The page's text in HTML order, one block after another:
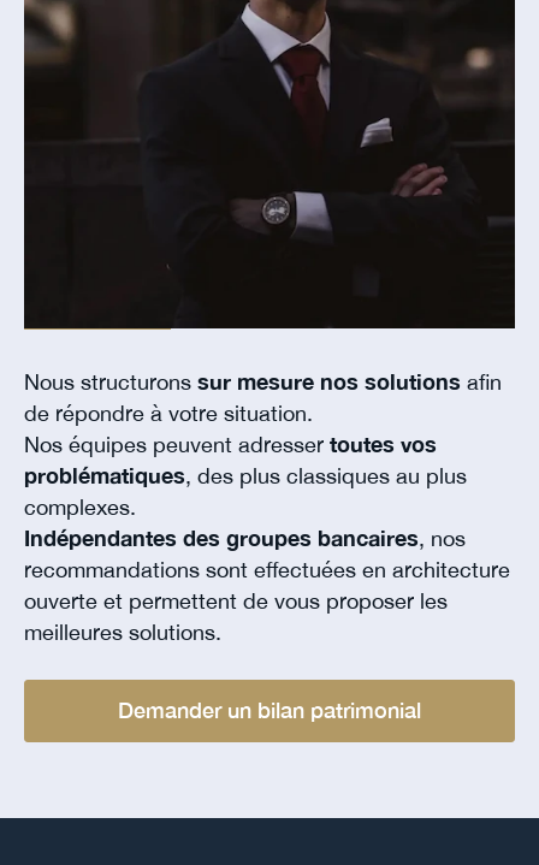
Nous structurons sur mesure nos solutions afin
de répondre à votre situation.
Nos équipes peuvent adresser toutes vos
problématiques, des plus classiques au plus
complexes.
Indépendantes des groupes bancaires, nos
recommandations sont effectuées en architecture
ouverte et permettent de vous proposer les
meilleures solutions.
Demander un bilan patrimonial